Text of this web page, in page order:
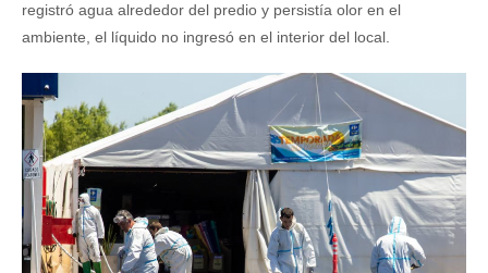
registró agua alrededor del predio y persistía olor en el
ambiente, el líquido no ingresó en el interior del local.